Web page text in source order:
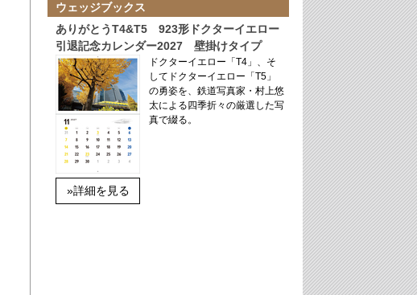
ウェッジブックス
ありがとうT4&T5 923形ドクターイエロー
引退記念カレンダー2027 壁掛けタイプ
»詳細を見る
ドクターイエロー「T4」、そ
してドクターイエロー「T5」
の勇姿を、鉄道写真家・村上悠
太による四季折々の厳選した写
真で綴る。